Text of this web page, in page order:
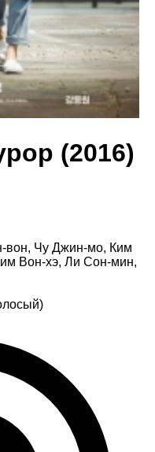
(2016)
вон, Чу Джин-мо, Ким
Вон-хэ, Ли Сон-мин,